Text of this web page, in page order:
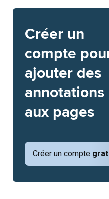
Créer un
compte
ajouter des
annotations
aux pages
Créer un compte